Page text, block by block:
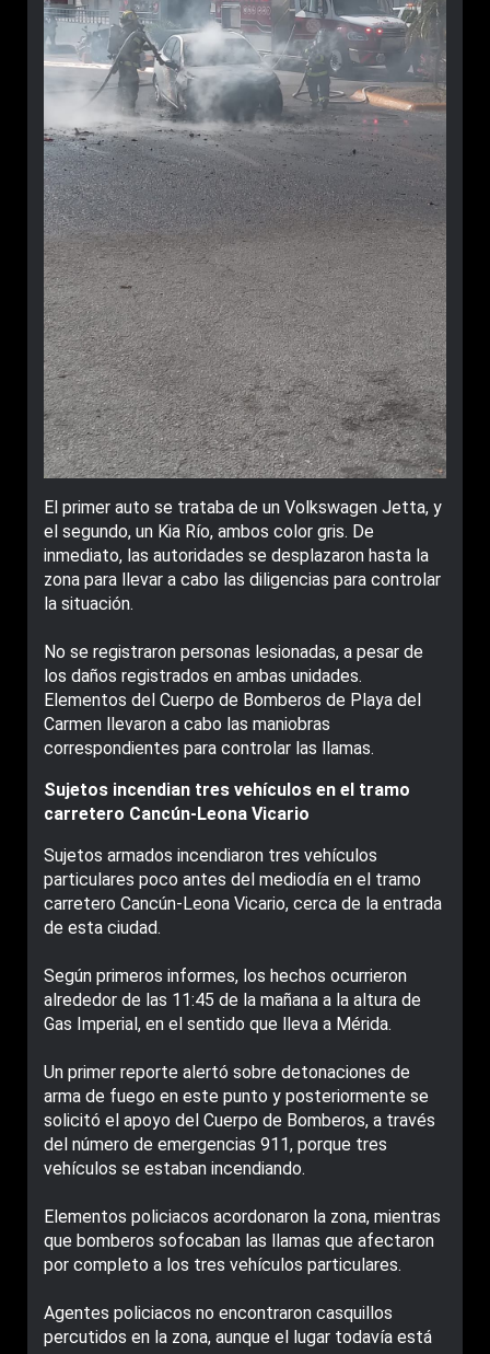
El primer auto se trataba de un Volkswagen Jetta, y
el segundo, un Kia Río, ambos color gris. De
inmediato, las autoridades se desplazaron hasta la
zona para llevar a cabo las diligencias para controlar
la situación.
No se registraron personas lesionadas, a pesar de
los daños registrados en ambas unidades.
Elementos del Cuerpo de Bomberos de Playa del
Carmen llevaron a cabo las maniobras
correspondientes para controlar las llamas.
Sujetos incendian tres vehículos en el tramo
carretero Cancún-Leona Vicario
Sujetos armados incendiaron tres vehículos
particulares poco antes del mediodía en el tramo
carretero Cancún-Leona Vicario, cerca de la entrada
de esta ciudad.
Según primeros informes, los hechos ocurrieron
alrededor de las 11:45 de la mañana a la altura de
Gas Imperial, en el sentido que lleva a Mérida.
Un primer reporte alertó sobre detonaciones de
arma de fuego en este punto y posteriormente se
solicitó el apoyo del Cuerpo de Bomberos, a través
del número de emergencias 911, porque tres
vehículos se estaban incendiando.
Elementos policiacos acordonaron la zona, mientras
que bomberos sofocaban las llamas que afectaron
por completo a los tres vehículos particulares.
Agentes policiacos no encontraron casquillos
percutidos en la zona, aunque el lugar todavía está